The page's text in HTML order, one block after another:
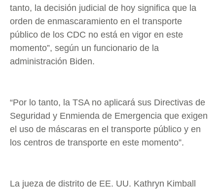
tanto, la decisión judicial de hoy significa que la
orden de enmascaramiento en el transporte
público de los CDC no está en vigor en este
momento”, según un funcionario de la
administración Biden.
“Por lo tanto, la TSA no aplicará sus Directivas de
Seguridad y Enmienda de Emergencia que exigen
el uso de máscaras en el transporte público y en
los centros de transporte en este momento”.
La jueza de distrito de EE. UU. Kathryn Kimball